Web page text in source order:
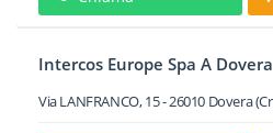
Intercos Europe Spa A Dovera
Via LANFRANCO, 15-26010 Dovera